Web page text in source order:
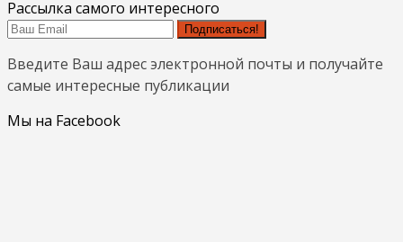
Рассылка самого интересного
Подписаться!
Введите Ваш адрес электронной почты и получайте
самые интересные публикации
Мы на Facebook